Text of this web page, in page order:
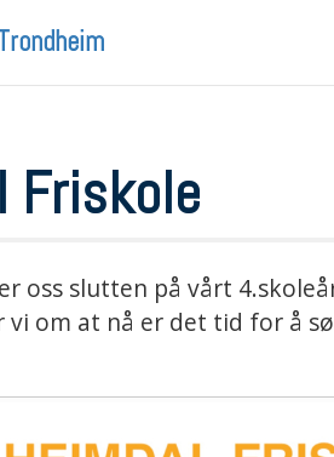
Friskole
oss slutten på vårt
vi om at nå er det tid for å